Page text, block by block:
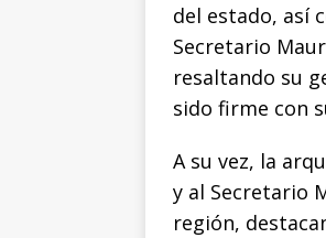
del estado, así
Secretario
resaltando su
sido firme con
A su vez, la
y al Secretario
región,